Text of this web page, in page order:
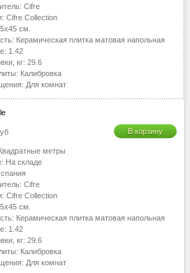
Cifre
Cifre Collection
см.
Керамическая плитка матовая напольная
1.42
кг: 29.6
Калибровка
Для комнат
В корзину
метры
На складе
Cifre
Cifre Collection
см.
Керамическая плитка матовая напольная
1.42
кг: 29.6
Калибровка
Для комнат